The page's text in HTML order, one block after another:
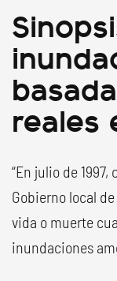
reales
“En julio de
Gobierno local
vida o muerte
inundaciones